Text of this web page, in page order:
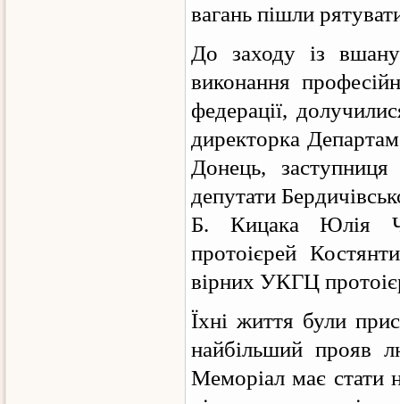
вагань пішли
До заходу із
виконання
федерації,
директорка
Донець, заступниця
депутати
Б. Кицака Юлія
протоієрей
вірних УКГЦ
Їхні життя були
найбільший прояв
Меморіал має стати